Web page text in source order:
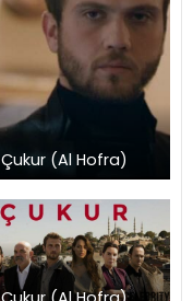
Çukur (Al Hofra)